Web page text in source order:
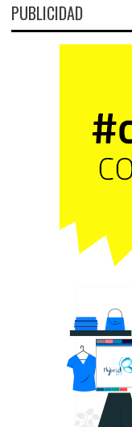
PUBLICIDAD